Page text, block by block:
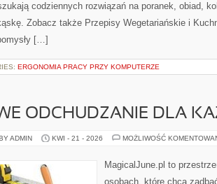
codziennych rozwiązań na poranek, obiad,
Zobacz także Przepisy Wegetariańskie i
[…]
ERGONOMIA PRACY PRZY KOMPUTERZE
ODCHUDZANIE DLA
ADMIN KWI - 21 - 2026 MOŻLIWOŚĆ
MagicalJune.pl to
osobach, które chcą